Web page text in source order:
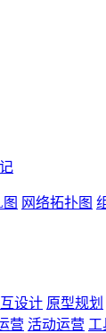
网络拓扑图
设计 原型规划
营 活动运营 工